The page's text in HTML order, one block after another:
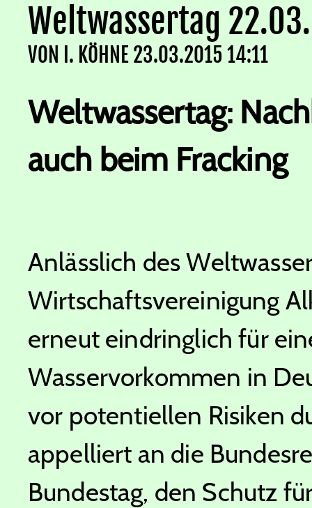
Weltwassertag
VON I. KÖHNE23.03.2015 14:11
Weltwassertag:
auch beim Fracking
Anlässlich des
Wirtschaftsvereinigung
erneut eindringlich für
Wasservorkommen in
vor potentiellen Risiken
appelliert an die
Bundestag, den Schutz